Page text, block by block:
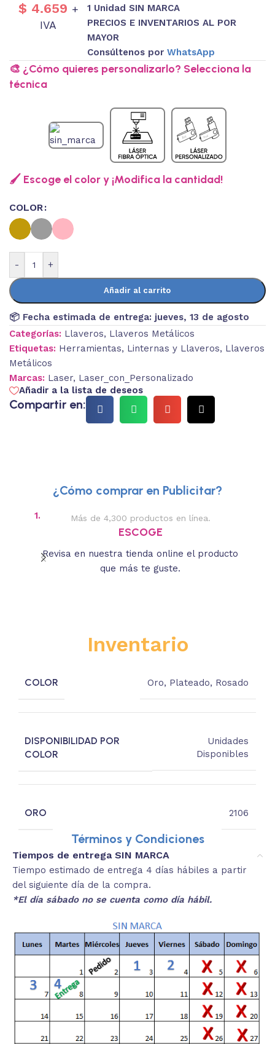
$ 4.659 +
IVA
1 Unidad SIN MARCA
PRECIOS E INVENTARIOS AL POR
MAYOR
Consúltenos porWhatsApp
🎨 ¿Cómo quieres personalizarlo? Selecciona la
técnica
🖌️ Escoge el color y ¡Modifica la cantidad!
COLOR
- +
Añadir al carrito
📦 Fecha estimada de entrega: jueves, 13 de agosto
Categorías: Llaveros, Llaveros Metálicos
Etiquetas: Herramientas, Linternas y Llaveros, Llaveros
Metálicos
Marcas: Laser, Laser_con_Personalizado
Añadir a la lista de deseos
Compartir en:
¿Cómo comprar en Publicitar?
1. Más de 4,300 productos en línea.
ESCOGE
Revisa en nuestra tienda online el producto
que más te guste.
Inventario
COLOR Oro, Plateado, Rosado
DISPONIBILIDAD POR
COLOR
Unidades
Disponibles
ORO 2106
Términos y Condiciones
Tiempos de entrega SIN MARCA
Tiempo estimado de entrega 4 días hábiles a partir
del siguiente día de la compra.
*El día sábado no se cuenta como día hábil.